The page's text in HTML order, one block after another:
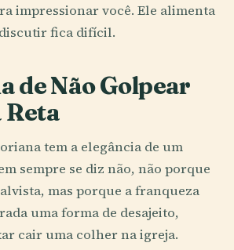
impressionar você. Ele alimenta
fica difícil.
de Não Golpear
Reta
tem a elegância de um
sempre se diz não, não porque
mas porque a franqueza
uma forma de desajeito,
cair uma colher na igreja.